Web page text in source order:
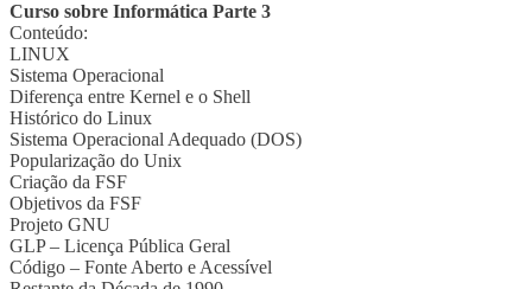
Curso sobre Informática Parte 3
Conteúdo:
LINUX
Sistema Operacional
Diferença entre Kernel e o Shell
Histórico do Linux
Sistema Operacional Adequado (DOS)
Popularização do Unix
Criação da FSF
Objetivos da FSF
Projeto GNU
GLP – Licença Pública Geral
Código – Fonte Aberto e Acessível